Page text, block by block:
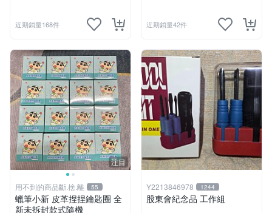
近期銷量168件 近期銷量42件
注目
用不到的商品斷.捨.離 55
蠟筆小新 皮革捏捏鑰匙圈 全
新未拆封款式隨機
Y2213846978 1244
股東會紀念品 工作組